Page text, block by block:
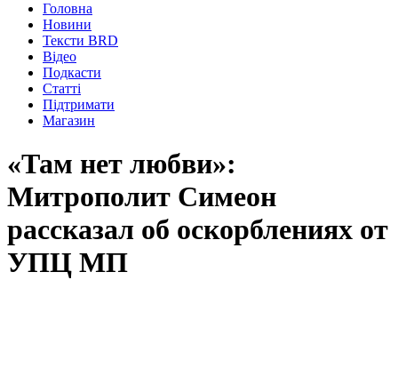
Головна
Новини
Тексти BRD
Відео
Подкасти
Статті
Підтримати
Магазин
«Там нет любви»:
Митрополит Симеон
рассказал об оскорблениях от
УПЦ МП